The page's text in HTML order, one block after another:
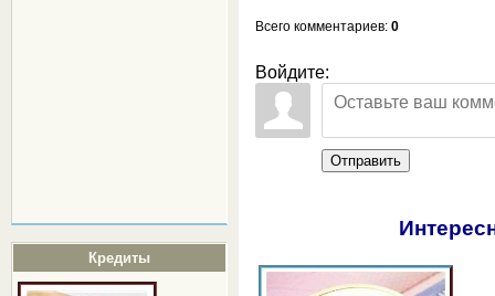
Кредиты
Всего комментариев: 0
Войдите:
Отправить